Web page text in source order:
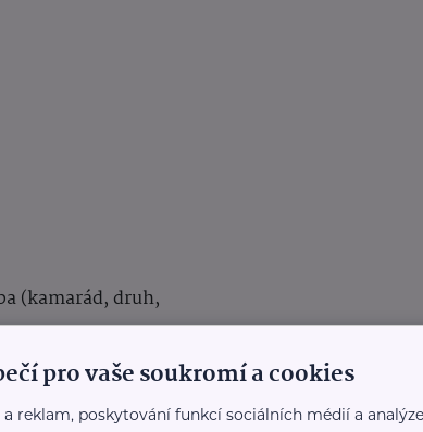
(kamarád, druh,
Existuje ale
on sám již
pro vaše soukromí a cookies
a reklam, poskytování funkcí sociálních médií a